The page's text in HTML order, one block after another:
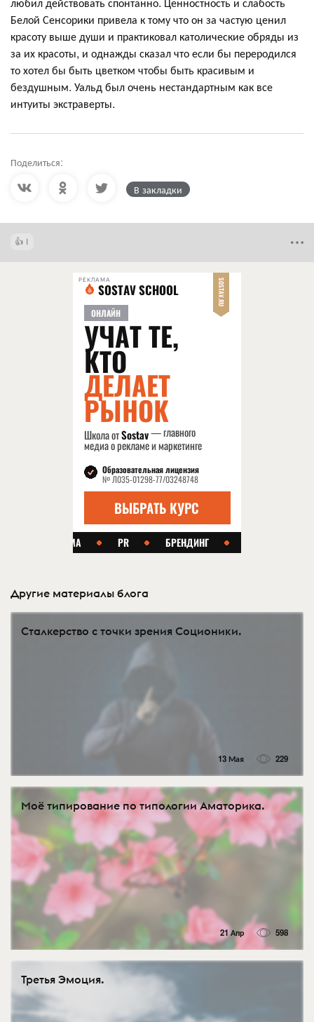
Белой Сенсорики привела к тому что он за частую ценил
красоту выше души и практиковал католические обряды из
за их красоты, и однажды сказал что если бы переродился
то хотел бы быть цветком чтобы быть красивым и
бездушным. Уальд был очень нестандартным как все
интуиты экстраверты.
Поделиться:
В закладки
1
РЕКЛАМА
Другие материалы блога
Сталкерство с точки зрения Соционики.
13 Мая 229
Моё типирование по типологии Аматорика.
21 Апр 598
Третья Эмоция.